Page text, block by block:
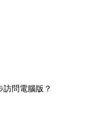
問電腦版？